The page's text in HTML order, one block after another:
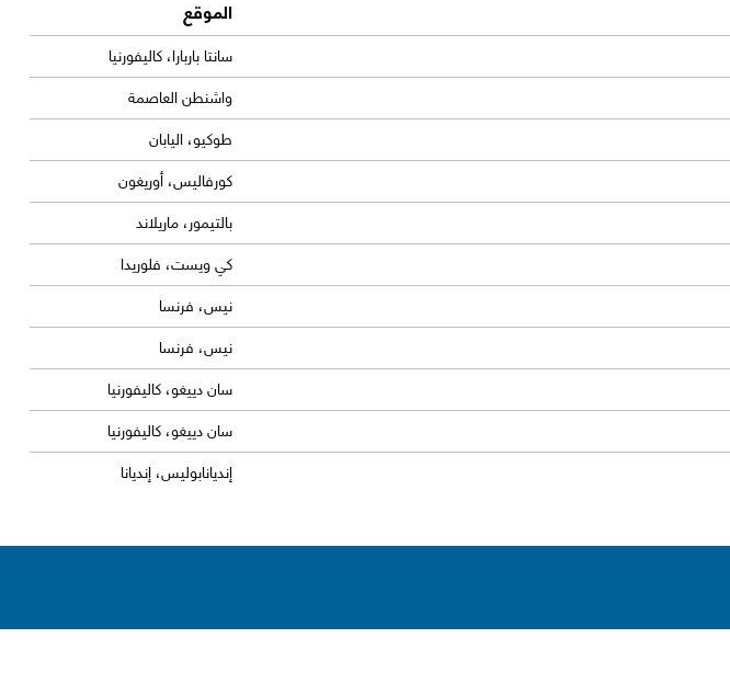
الموقع
سانتا باربارا، كاليفورنيا
واشنطن العاصمة
طوكيو، اليابان
كورفاليس، أوريغون
بالتيمور، ماريلاند
كي ويست، فلوريدا
نيس، فرنسا
نيس، فرنسا
سان دييغو، كاليفورنيا
سان دييغو، كاليفورنيا
إنديانابوليس، إنديانا